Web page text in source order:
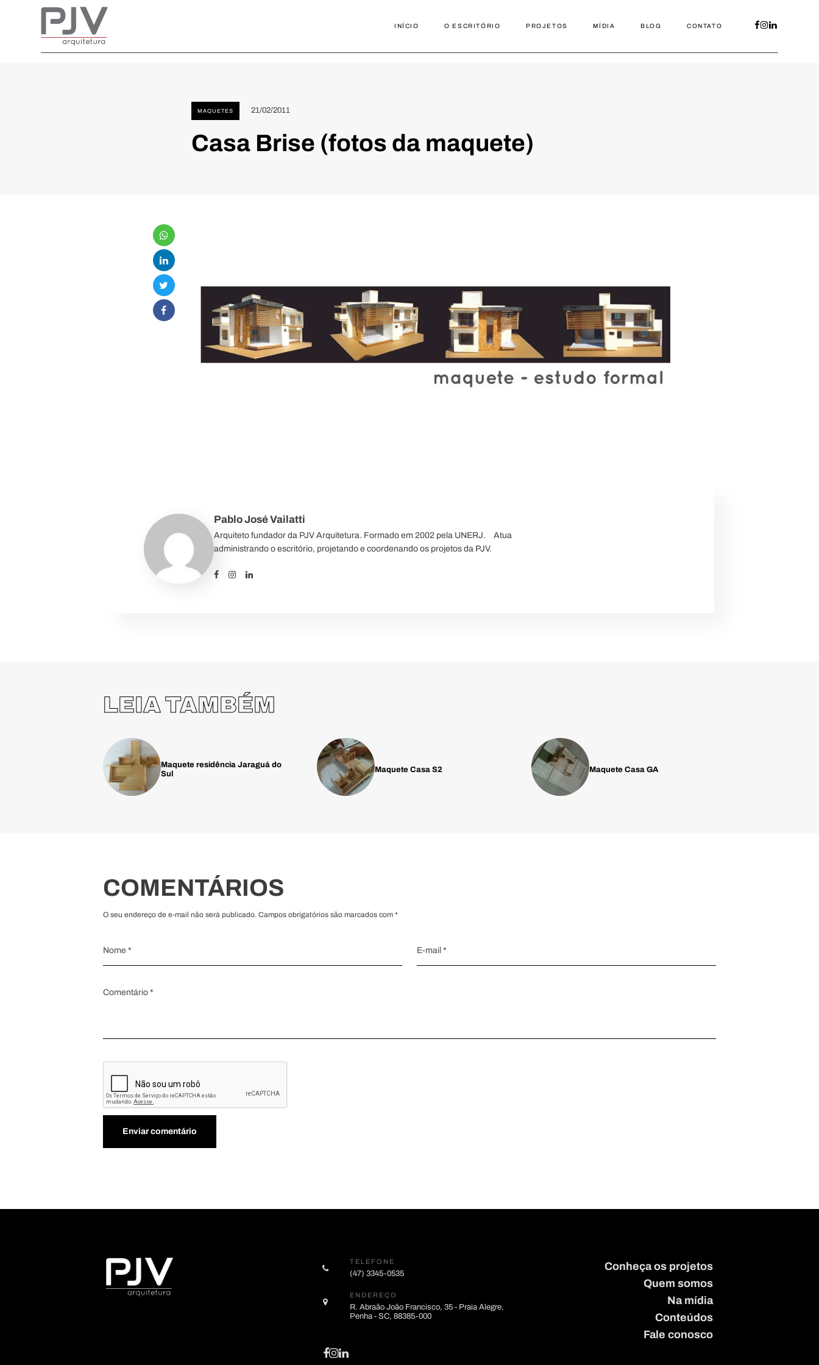
INÍCIO O ESCRITÓRIO PROJETOS MÍDIA BLOG CONTATO
MAQUETES 21/02/2011
Casa Brise (fotos da maquete)
Pablo José Vailatti
Arquiteto fundador da PJV Arquitetura. Formado em 2002 pela UNERJ.⠀ Atua
administrando o escritório, projetando e coordenando os projetos da PJV.
LEIA TAMBÉM
Maquete residência Jaraguá do
Sul
Maquete Casa S2 Maquete Casa GA
COMENTÁRIOS
O seu endereço de e-mail não será publicado. Campos obrigatórios são marcados com *
TELEFONE
(47) 3345-0535
ENDEREÇO
R. Abraão João Francisco, 35 - Praia Alegre,
Penha - SC, 88385-000
Conheça os projetos
Quem somos
Na mídia
Conteúdos
Fale conosco